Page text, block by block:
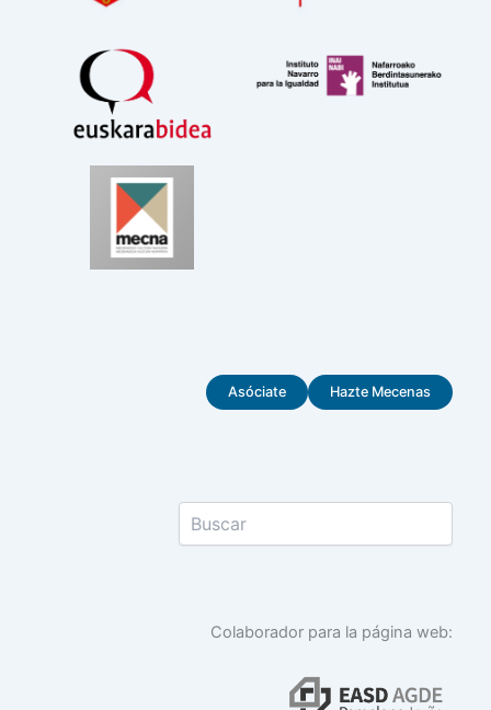
Asóciate Hazte Mecenas
Colaborador para la página web: